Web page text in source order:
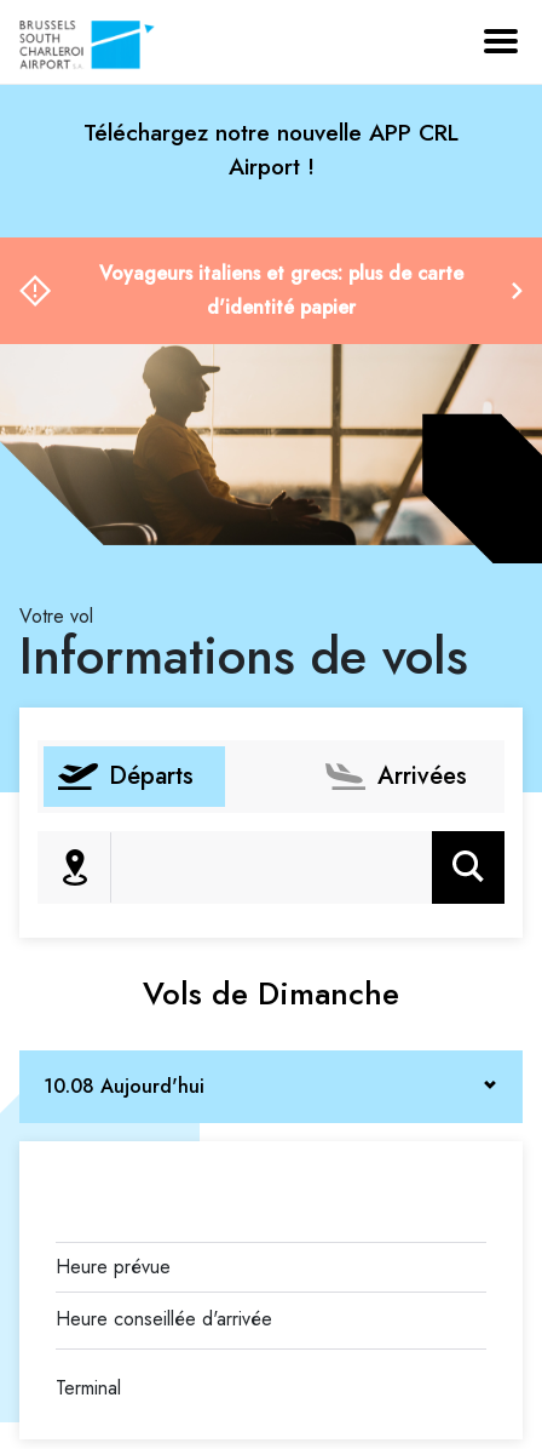
Téléchargez notre nouvelle APP CRL
Airport !
Voyageurs italiens et grecs: plus de carte
d'identité papier
Votre vol
Informations de vols
Départs Arrivées
Rechercher
Vols de Dimanche
10.08 Aujourd'hui
Terminal